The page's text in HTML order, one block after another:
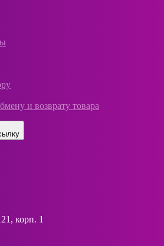
и возврату товара
корп. 1